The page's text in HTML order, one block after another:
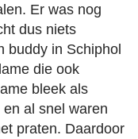
Er was nog
dus niets
buddy in Schiphol
die ook
bleek als
al snel waren
praten. Daardoor